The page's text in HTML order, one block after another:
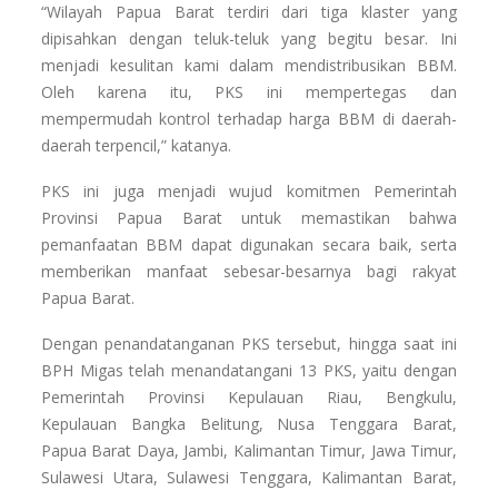
“Wilayah Papua Barat terdiri dari tiga klaster yang
dipisahkan dengan teluk-teluk yang begitu besar. Ini
menjadi kesulitan kami dalam mendistribusikan BBM.
Oleh karena itu, PKS ini mempertegas dan
mempermudah kontrol terhadap harga BBM di daerah-
daerah terpencil,” katanya.
PKS ini juga menjadi wujud komitmen Pemerintah
Provinsi Papua Barat untuk memastikan bahwa
pemanfaatan BBM dapat digunakan secara baik, serta
memberikan manfaat sebesar-besarnya bagi rakyat
Papua Barat.
Dengan penandatanganan PKS tersebut, hingga saat ini
BPH Migas telah menandatangani 13 PKS, yaitu dengan
Pemerintah Provinsi Kepulauan Riau, Bengkulu,
Kepulauan Bangka Belitung, Nusa Tenggara Barat,
Papua Barat Daya, Jambi, Kalimantan Timur, Jawa Timur,
Sulawesi Utara, Sulawesi Tenggara, Kalimantan Barat,